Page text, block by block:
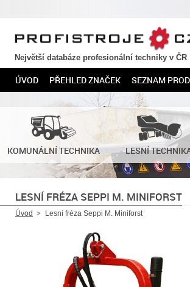
PROFISTROJE.CZ
Největší databáze profesionální techniky v ČR
ÚVOD PŘEHLED ZNAČEK SEZNAM
KOMUNÁLNÍ TECHNIKA LESNÍ
LESNÍ FRÉZA SEPPI M. MINIFORST
Úvod Lesní fréza Seppi M. Miniforst